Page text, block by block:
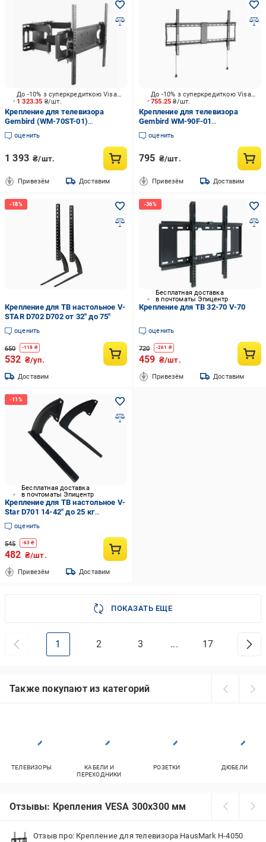
1 323.35 ₴/шт.
До -10% з суперкредиткою Visa Вигода
Крепление для телевизора
Gembird (WM-70ST-01)
поворотно-наклонные 37"-70"
оценить
1 393 ₴/шт.
Привезём Доставим
755.25₴/шт.
До -10% з суперкредиткою Visa Вигода
Крепление для телевизора
Gembird WM-90F-01
фиксированные 43"-90" черный
оценить
795 ₴/шт.
Привезём Доставим
Крепление для ТВ настольное V-
STAR D702 D702 от 32" до 75"
оценить
650 -118 ₴
532 ₴/уп.
Доставим
Бесплатная доставка
в почтоматы Эпицентр
Крепление для ТВ 32-70 V-70
оценить
720 -261 ₴
459 ₴/шт.
Привезём Доставим
Бесплатная доставка
в почтоматы Эпицентр
Крепление для ТВ настольное V-
Star D701 14-42" до 25 кг
(10129932)
оценить
545 -63 ₴
482 ₴/шт.
Привезём Доставим
ПОКАЗАТЬ ЕЩЕ
1 2 3 ... 17
Также покупают из категорий
ТЕЛЕВИЗОРЫ
КАБЕЛИ И
ПЕРЕХОДНИКИ
РОЗЕТКИ ДЮБЕЛИ
Отзывы: Крепления VESA 300x300 мм
Отзыв про: Крепление для телевизора HausMark H-4050